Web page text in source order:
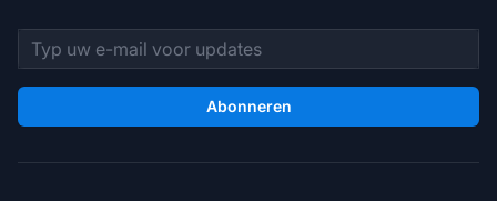
E-mailadres
Abonneren